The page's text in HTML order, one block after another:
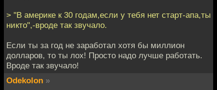
> "В америке к 30 годам,если у тебя нет старт-апа,ты
никто",-вроде так звучало.
Если ты за год не заработал хотя бы миллион
долларов, то ты лох! Просто надо лучше работать.
Вроде так звучало!
Odekolon »